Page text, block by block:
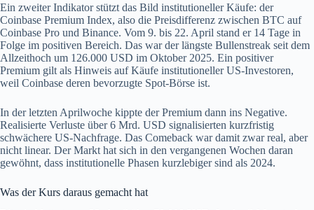
Ein zweiter Indikator stützt das Bild institutioneller Käufe: der
Coinbase Premium Index, also die Preisdifferenz zwischen BTC auf
Coinbase Pro und Binance. Vom 9. bis 22. April stand er 14 Tage in
Folge im positiven Bereich. Das war der längste Bullenstreak seit dem
Allzeithoch um 126.000 USD im Oktober 2025. Ein positiver
Premium gilt als Hinweis auf Käufe institutioneller US-Investoren,
weil Coinbase deren bevorzugte Spot-Börse ist.
In der letzten Aprilwoche kippte der Premium dann ins Negative.
Realisierte Verluste über 6 Mrd. USD signalisierten kurzfristig
schwächere US-Nachfrage. Das Comeback war damit zwar real, aber
nicht linear. Der Markt hat sich in den vergangenen Wochen daran
gewöhnt, dass institutionelle Phasen kurzlebiger sind als 2024.
Was der Kurs daraus gemacht hat